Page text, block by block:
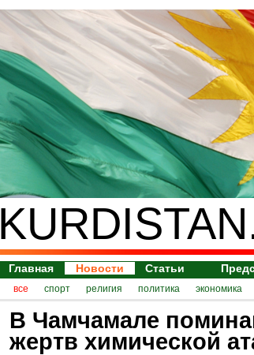
Главная Новости Статьи
все спорт религия политика экономика
В Чамчамале
жертв химической